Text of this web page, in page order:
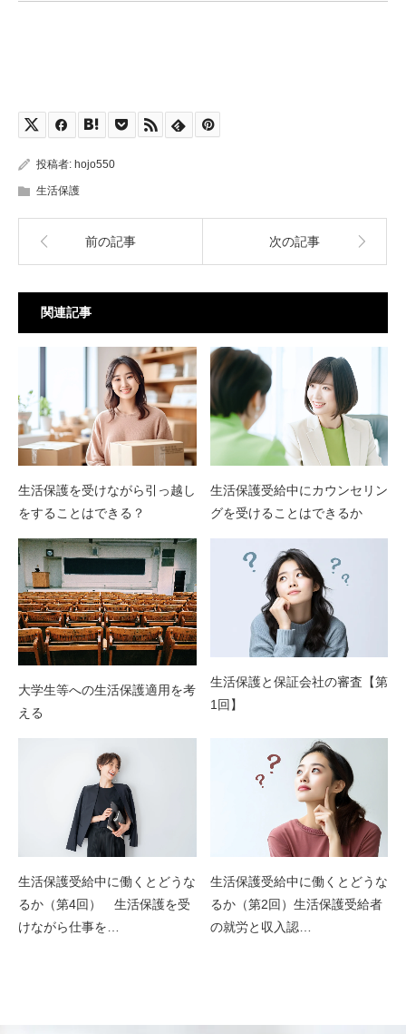
投稿者: hojo550
生活保護
前の記事 次の記事
関連記事
生活保護を受けながら引っ越し
をすることはできる？
生活保護受給中にカウンセリン
グを受けることはできるか
大学生等への生活保護適用を考
える
生活保護と保証会社の審査【第
1回】
生活保護受給中に働くとどうな
るか（第4回） 生活保護を受
けながら仕事を…
生活保護受給中に働くとどうな
るか（第2回）生活保護受給者
の就労と収入認…